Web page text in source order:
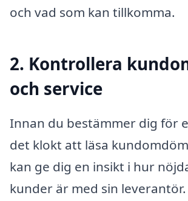
och vad som kan tillkomma.
2. Kontrollera
och service
Innan du bestämmer dig för
det klokt att läsa
kan ge dig en insikt i hur
kunder är med sin